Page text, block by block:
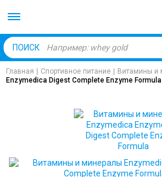
ПОИСК
Главная Спортивное питание Витамины и
Enzymedica Digest Complete Enzyme Formula